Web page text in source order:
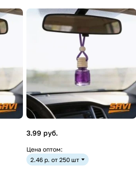
3.99 руб.
Цена оптом:
2.46 р. от 250 шт